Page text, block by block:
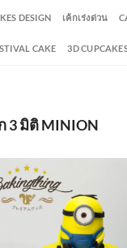
DESIGN เค้กเร่งด่วน
CAKE 3D
3 มิติ MINION